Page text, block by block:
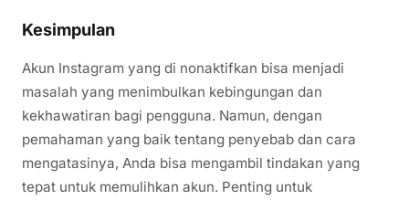
Kesimpulan
Akun Instagram yang di nonaktifkan bisa menjadi
masalah yang menimbulkan kebingungan dan
kekhawatiran bagi pengguna. Namun, dengan
pemahaman yang baik tentang penyebab dan cara
mengatasinya, Anda bisa mengambil tindakan yang
tepat untuk memulihkan akun. Penting untuk